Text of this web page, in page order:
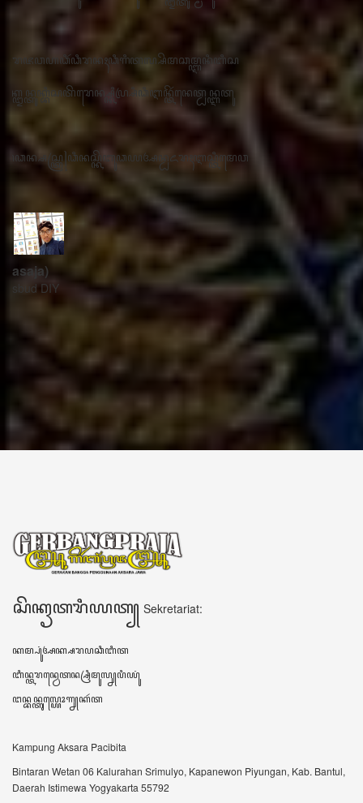
ꦱꦼꦏꦽꦠꦫꦶꦪꦠ꧀ Sekretariat:
ꦏꦩ꧀ꦥꦸꦁꦄꦏ꧀ꦱꦫꦥꦕꦶꦧꦶꦠ
ꦧꦶꦤ꧀ꦠꦫꦤ꧀ꦮꦺꦠꦤ꧀ꦱꦿꦶꦩꦸꦭ꧀ꦚꦥꦶꦪꦸꦁ
ꦔꦤ꧀ꦧꦤ꧀ꦠꦸꦭ꧀ꦪꦺꦴꦒ꧀ꦚꦏꦂꦠ
Bintaran Wetan 06 Kalurahan Srimulyo, Kapanewon Piyungan, Kab. Bantul,
Daerah Istimewa Yogyakarta 55792
GERBANG PRAJA
꧋ꦱꦼꦧꦸꦮꦃꦒꦼꦫꦏ꧀ꦥꦼꦫꦸꦧꦲꦤ꧀ꦝꦶꦪꦩ꧀ꦝꦶꦪꦩ꧀ꦠꦼꦔꦃꦣꦶꦭꦏꦸꦏꦤ꧀꧈
ꦊꦣꦏꦤ꧀ꦚ...
Sultan HB X: Aksara Jawa...
VIDEO TERBARU ꦮ꦳ꦶꦣꦶꦪꦺꦴꦠꦼꦂꦧꦫꦸ